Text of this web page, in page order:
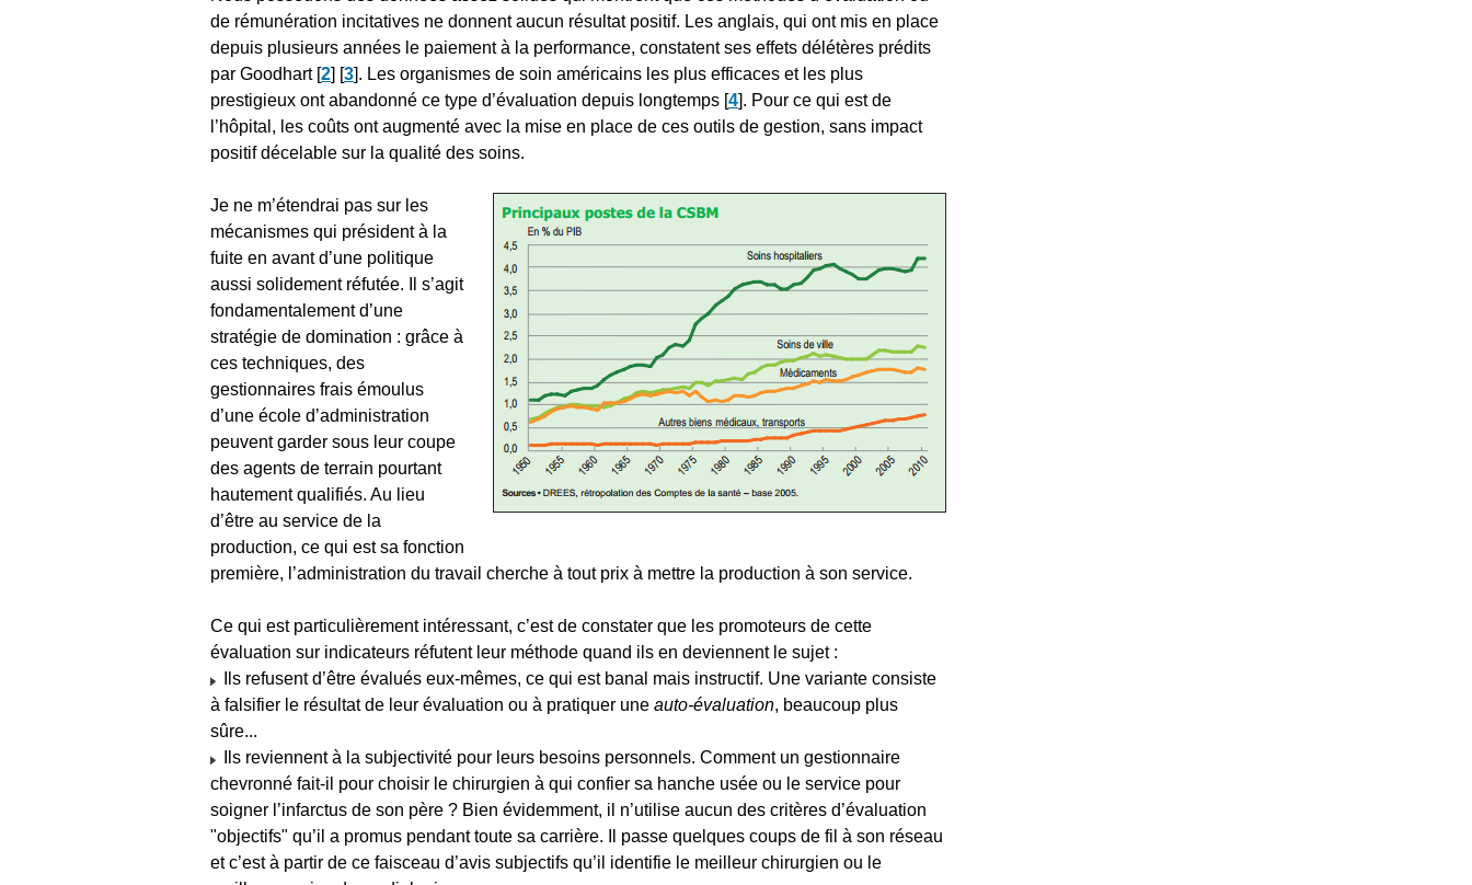
de rémunération incitatives ne donnent aucun résultat positif. Les anglais, qui ont mis en place
depuis plusieurs années le paiement à la performance, constatent ses effets délétères prédits
par Goodhart[2] [3]. Les organismes de soin américains les plus efficaces et les plus
prestigieux ont abandonné ce type d’évaluation depuis longtemps [4]. Pour ce qui est de
l’hôpital, les coûts ont augmenté avec la mise en place de ces outils de gestion, sans impact
positif décelable sur la qualité des soins.
Je ne m’étendrai pas sur les
mécanismes qui président à la
fuite en avant d’une politique
aussi solidement réfutée. Il s’agit
fondamentalement d’une
stratégie de domination : grâce à
ces techniques, des
gestionnaires frais émoulus
d’une école d’administration
peuvent garder sous leur coupe
des agents de terrain pourtant
hautement qualifiés. Au lieu
d’être au service de la
production, ce qui est sa fonction
première, l’administration du travail cherche à tout prix à mettre la production à son service.
Ce qui est particulièrement intéressant, c’est de constater que les promoteurs de cette
évaluation sur indicateurs réfutent leur méthode quand ils en deviennent le sujet :
Ils refusent d’être évalués eux-mêmes, ce qui est banal mais instructif. Une variante consiste
à falsifier le résultat de leur évaluation ou à pratiquer une auto-évaluation, beaucoup plus
sûre...
Ils reviennent à la subjectivité pour leurs besoins personnels. Comment un gestionnaire
chevronné fait-il pour choisir le chirurgien à qui confier sa hanche usée ou le service pour
soigner l’infarctus de son père ? Bien évidemment, il n’utilise aucun des critères d’évaluation
"objectifs" qu’il a promus pendant toute sa carrière. Il passe quelques coups de fil à son réseau
et c’est à partir de ce faisceau d’avis subjectifs qu’il identifie le meilleur chirurgien ou le